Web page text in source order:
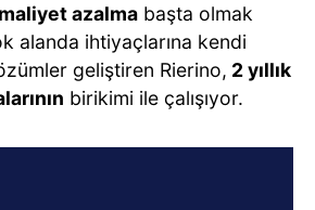
azalma başta olmak
alanda ihtiyaçlarına kendi
geliştiren Rierino, 2 yıllık
birikimi ile çalışıyor.